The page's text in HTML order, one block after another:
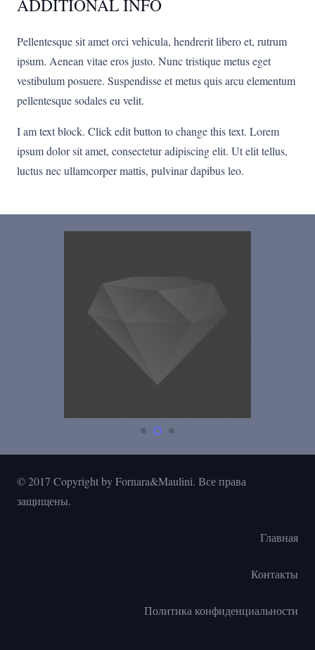
ADDITIONAL INFO
Pellentesque sit amet orci vehicula, hendrerit libero et, rutrum
ipsum. Aenean vitae eros justo. Nunc tristique metus eget
vestibulum posuere. Suspendisse et metus quis arcu elementum
pellentesque sodales eu velit.
I am text block. Click edit button to change this text. Lorem
ipsum dolor sit amet, consectetur adipiscing elit. Ut elit tellus,
luctus nec ullamcorper mattis, pulvinar dapibus leo.
© 2017 Copyright by Fornara&Maulini. Все права
защищены.
Главная
Контакты
Политика конфиденциальности